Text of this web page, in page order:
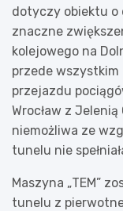
dotyczy obiektu o
znaczne
kolejowego na
przede
przejazdu
Wrocław z
niemożliwa ze
tunelu nie
Maszyna „TEM”
tunelu z